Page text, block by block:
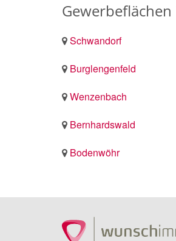
Schwandorf
Burglengenfeld
Wenzenbach
Bernhardswald
Bodenwöhr